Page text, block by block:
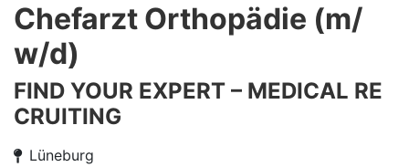
Chefarzt Orthopädie (m/
w/d)
FIND YOUR EXPERT – MEDICAL RE
CRUITING
Lüneburg